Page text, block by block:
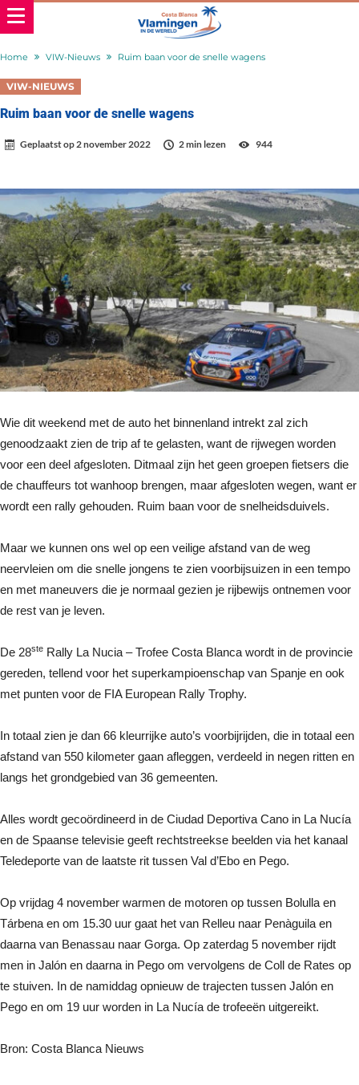
Home VIW-Nieuws Ruim baan voor de snelle wagens
VIW-NIEUWS
Ruim baan voor de snelle wagens
Geplaatst op2 november 2022 2 min lezen 944
Wie dit weekend met de auto het binnenland intrekt zal zich
genoodzaakt zien de trip af te gelasten, want de rijwegen worden
voor een deel afgesloten. Ditmaal zijn het geen groepen fietsers die
de chauffeurs tot wanhoop brengen, maar afgesloten wegen, want er
wordt een rally gehouden. Ruim baan voor de snelheidsduivels.
Maar we kunnen ons wel op een veilige afstand van de weg
neervleien om die snelle jongens te zien voorbijsuizen in een tempo
en met maneuvers die je normaal gezien je rijbewijs ontnemen voor
de rest van je leven.
De 28ste Rally La Nucia – Trofee Costa Blanca wordt in de provincie
gereden, tellend voor het superkampioenschap van Spanje en ook
met punten voor de FIA European Rally Trophy.
In totaal zien je dan 66 kleurrijke auto’s voorbijrijden, die in totaal een
afstand van 550 kilometer gaan afleggen, verdeeld in negen ritten en
langs het grondgebied van 36 gemeenten.
Alles wordt gecoördineerd in de Ciudad Deportiva Cano in La Nucía
en de Spaanse televisie geeft rechtstreekse beelden via het kanaal
Teledeporte van de laatste rit tussen Val d’Ebo en Pego.
Op vrijdag 4 november warmen de motoren op tussen Bolulla en
Tárbena en om 15.30 uur gaat het van Relleu naar Penàguila en
daarna van Benassau naar Gorga. Op zaterdag 5 november rijdt
men in Jalón en daarna in Pego om vervolgens de Coll de Rates op
te stuiven. In de namiddag opnieuw de trajecten tussen Jalón en
Pego en om 19 uur worden in La Nucía de trofeeën uitgereikt.
Bron: Costa Blanca Nieuws